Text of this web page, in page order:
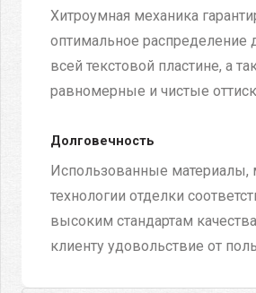
Хитроумная механика
оптимальное распределение
всей текстовой пластине, а
равномерные и чистые
Долговечность
Использованные материалы,
технологии отделки
высоким стандартам
клиенту удовольствие от